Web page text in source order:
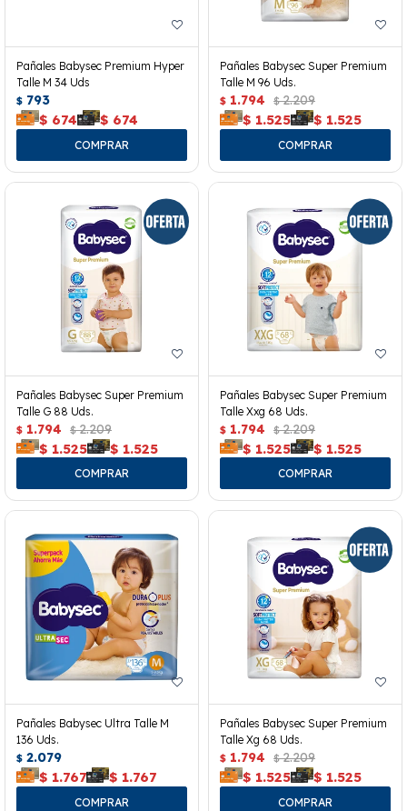
Pañales Babysec Premium Hyper
Talle M 34 Uds
$ 793
$ 674 $ 674
Pañales Babysec Super Premium
Talle M 96 Uds.
$ 1.794 $ 2.209
$ 1.525 $ 1.525
Pañales Babysec Super Premium
Talle G 88 Uds.
$ 1.794 $ 2.209
$ 1.525 $ 1.525
Pañales Babysec Super Premium
Talle Xxg 68 Uds.
$ 1.794 $ 2.209
$ 1.525 $ 1.525
Pañales Babysec Ultra Talle M
136 Uds.
$ 2.079
$ 1.767 $ 1.767
Pañales Babysec Super Premium
Talle Xg 68 Uds.
$ 1.794 $ 2.209
$ 1.525 $ 1.525